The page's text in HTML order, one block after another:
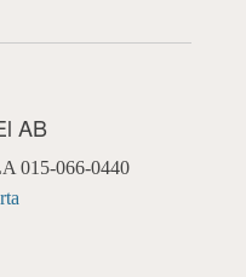
AB
015-066-0440